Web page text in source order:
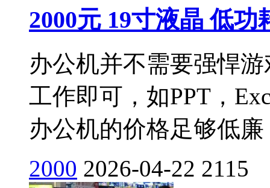
2000元 19寸液晶 低功
办公机并不需要强悍
工作即可，如PPT，
办公机的价格足够低
2000 2026-04-22 2115